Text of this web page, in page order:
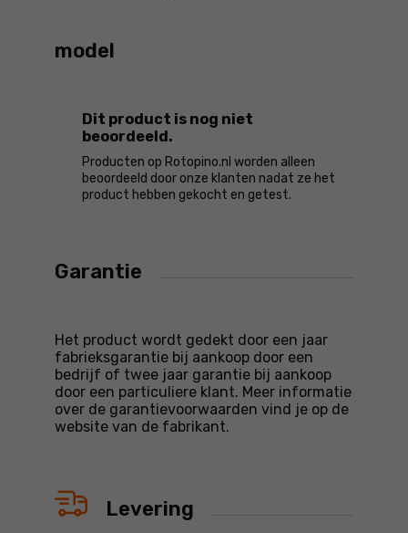
model
Dit product is nog niet
beoordeeld.
Producten op Rotopino.nl worden alleen
beoordeeld door onze klanten nadat ze het
product hebben gekocht en getest.
Garantie
Het product wordt gedekt door een jaar
fabrieksgarantie bij aankoop door een
bedrijf of twee jaar garantie bij aankoop
door een particuliere klant. Meer informatie
over de garantievoorwaarden vind je op de
website van de fabrikant.
Levering